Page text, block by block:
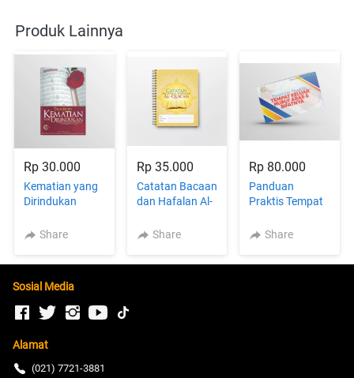
Produk Lainnya
Rp 30.000
Kematian yang
Dirindukan
hidup Ustadzah
Qur`an)
Share
Rp 35.000
Catatan Bacaan
dan Hafalan Al-
Share
Rp 80.000
Panduan
Praktis Tempat
Arab & Sifatnya
Share
Sosial Media
Alamat
(021) 7721-3881